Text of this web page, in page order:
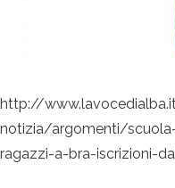
http://
notizia/argomenti/
ragazzi-a-bra-iscrizioni-